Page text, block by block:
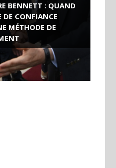
BENNETT : QUAND
DE CONFIANCE
MÉTHODE DE
HEROÏNE DE LA
FRANÇAISE